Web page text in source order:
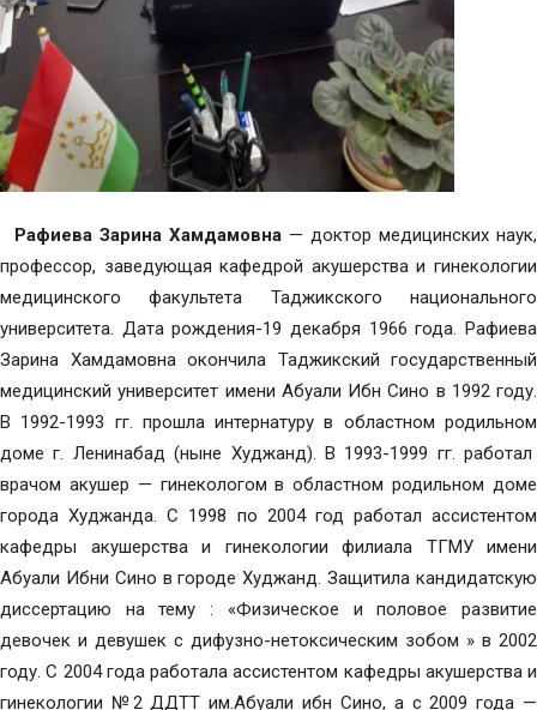
Рафиева Зарина Хамдамовна — доктор медицинских наук,
профессор, заведующая кафедрой акушерства и гинекологии
медицинского факультета Таджикского национального
университета. Дата рождения-19 декабря 1966 года. Рафиева
Зарина Хамдамовна окончила Таджикский государственный
медицинский университет имени Абуали Ибн Сино в 1992 году.
В 1992-1993 гг. прошла интернатуру в областном родильном
доме г. Ленинабад (ныне Худжанд). В 1993-1999 гг. работал
врачом акушер — гинекологом в областном родильном доме
города Худжанда. С 1998 по 2004 год работал ассистентом
кафедры акушерства и гинекологии филиала ТГМУ имени
Абуали Ибни Сино в городе Худжанд. Защитила кандидатскую
диссертацию на тему : «Физическое и половое развитие
девочек и девушек с дифузно-нетоксическим зобом » в 2002
году. С 2004 года работала ассистентом кафедры акушерства и
гинекологии №2 ДДТТ им.Абуали ибн Сино, а с 2009 года —